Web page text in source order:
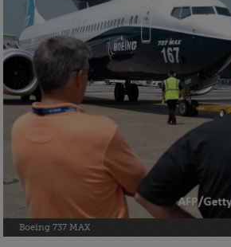
Boeing 737 MAX